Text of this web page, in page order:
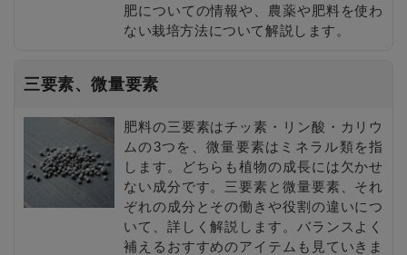
肥についての情報や、農薬や肥料を使わ
ない栽培方法について解説します。
三要素、微量要素
肥料の三要素はチッ素・リン酸・カリウ
ムの3つを、微量要素はミネラル類を指
します。どちらも植物の成長には欠かせ
ない成分です。三要素と微量要素、それ
ぞれの成分とその働きや役割の違いにつ
いて、詳しく解説します。バランスよく
補えるおすすめのアイテムも見ていきま